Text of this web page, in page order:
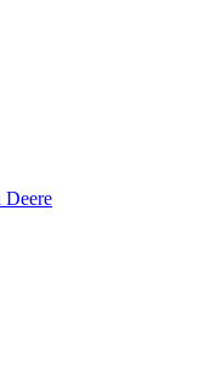
Deere